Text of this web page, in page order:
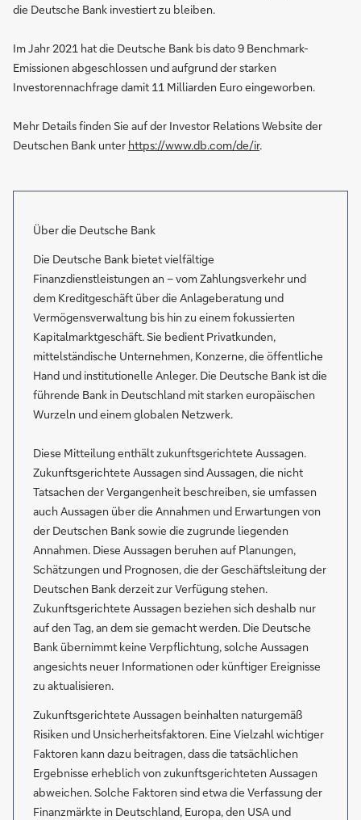
die Deutsche Bank investiert zu bleiben.
Im Jahr 2021 hat die Deutsche Bank bis dato 9 Benchmark-
Emissionen abgeschlossen und aufgrund der starken
Investorennachfrage damit 11 Milliarden Euro eingeworben.
Mehr Details finden Sie auf der Investor Relations Website der
Deutschen Bank unter https://www.db.com/de/ir.
Über die Deutsche Bank
Die Deutsche Bank bietet vielfältige
Finanzdienstleistungen an – vom Zahlungsverkehr und
dem Kreditgeschäft über die Anlageberatung und
Vermögensverwaltung bis hin zu einem fokussierten
Kapitalmarktgeschäft. Sie bedient Privatkunden,
mittelständische Unternehmen, Konzerne, die öffentliche
Hand und institutionelle Anleger. Die Deutsche Bank ist die
führende Bank in Deutschland mit starken europäischen
Wurzeln und einem globalen Netzwerk.
Diese Mitteilung enthält zukunftsgerichtete Aussagen.
Zukunftsgerichtete Aussagen sind Aussagen, die nicht
Tatsachen der Vergangenheit beschreiben, sie umfassen
auch Aussagen über die Annahmen und Erwartungen von
der Deutschen Bank sowie die zugrunde liegenden
Annahmen. Diese Aussagen beruhen auf Planungen,
Schätzungen und Prognosen, die der Geschäftsleitung der
Deutschen Bank derzeit zur Verfügung stehen.
Zukunftsgerichtete Aussagen beziehen sich deshalb nur
auf den Tag, an dem sie gemacht werden. Die Deutsche
Bank übernimmt keine Verpflichtung, solche Aussagen
angesichts neuer Informationen oder künftiger Ereignisse
zu aktualisieren.
Zukunftsgerichtete Aussagen beinhalten naturgemäß
Risiken und Unsicherheitsfaktoren. Eine Vielzahl wichtiger
Faktoren kann dazu beitragen, dass die tatsächlichen
Ergebnisse erheblich von zukunftsgerichteten Aussagen
abweichen. Solche Faktoren sind etwa die Verfassung der
Finanzmärkte in Deutschland, Europa, den USA und